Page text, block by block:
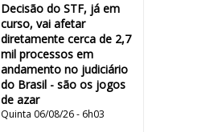
Decisão do STF, já em
curso, vai afetar
diretamente cerca de 2,7
mil processos em
andamento no judiciário
do Brasil - são os jogos
de azar
Quinta 06/08/26 - 6h03